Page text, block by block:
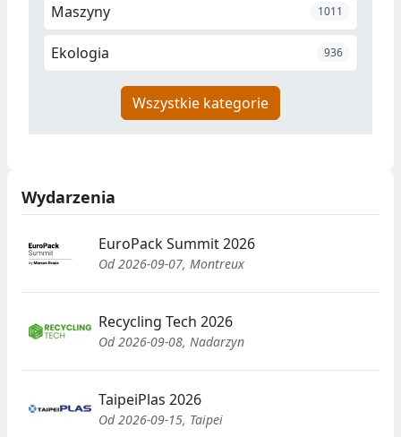
Maszyny 1011
Ekologia 936
Wszystkie kategorie
Wydarzenia
EuroPack Summit 2026
Od 2026-09-07, Montreux
Recycling Tech 2026
Od 2026-09-08, Nadarzyn
TaipeiPlas 2026
Od 2026-09-15, Taipei